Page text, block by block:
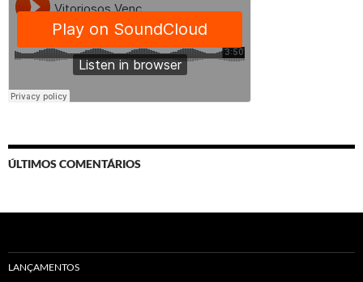
ÚLTIMOS COMENTÁRIOS
LANÇAMENTOS